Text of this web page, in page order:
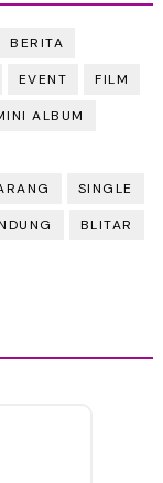
BERITA
EVENT FILM
ALBUM
SINGLE
BLITAR